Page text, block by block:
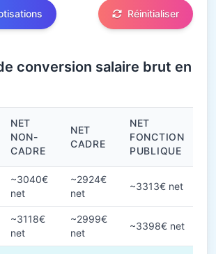
Réinitialiser
conversion salaire brut en
salaire brut en net en 2026
NET
NON-
CADRE
NET
CADRE
NET
FONCTION
PUBLIQUE
~3040€
net
~2924€
net
~3313€ net
~3118€
net
~2999€
net
~3398€ net